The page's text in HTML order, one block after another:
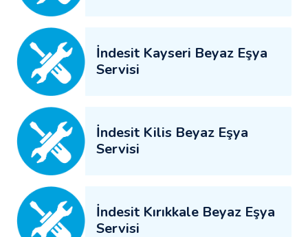
İndesit Kayseri Beyaz Eşya
Servisi
İndesit Kilis Beyaz Eşya
Servisi
İndesit Kırıkkale Beyaz Eşya
Servisi